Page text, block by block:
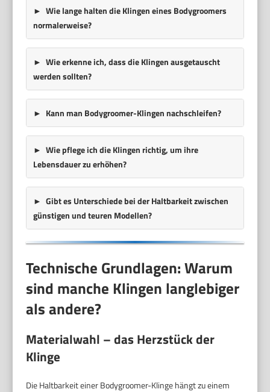
Wie lange halten die Klingen eines Bodygroomers
normalerweise?
Wie erkenne ich, dass die Klingen ausgetauscht
werden sollten?
Kann man Bodygroomer-Klingen nachschleifen?
Wie pflege ich die Klingen richtig, um ihre
Lebensdauer zu erhöhen?
Gibt es Unterschiede bei der Haltbarkeit zwischen
günstigen und teuren Modellen?
Technische Grundlagen: Warum
sind manche Klingen langlebiger
als andere?
Materialwahl – das Herzstück der
Klinge
Die Haltbarkeit einer Bodygroomer-Klinge hängt zu einem